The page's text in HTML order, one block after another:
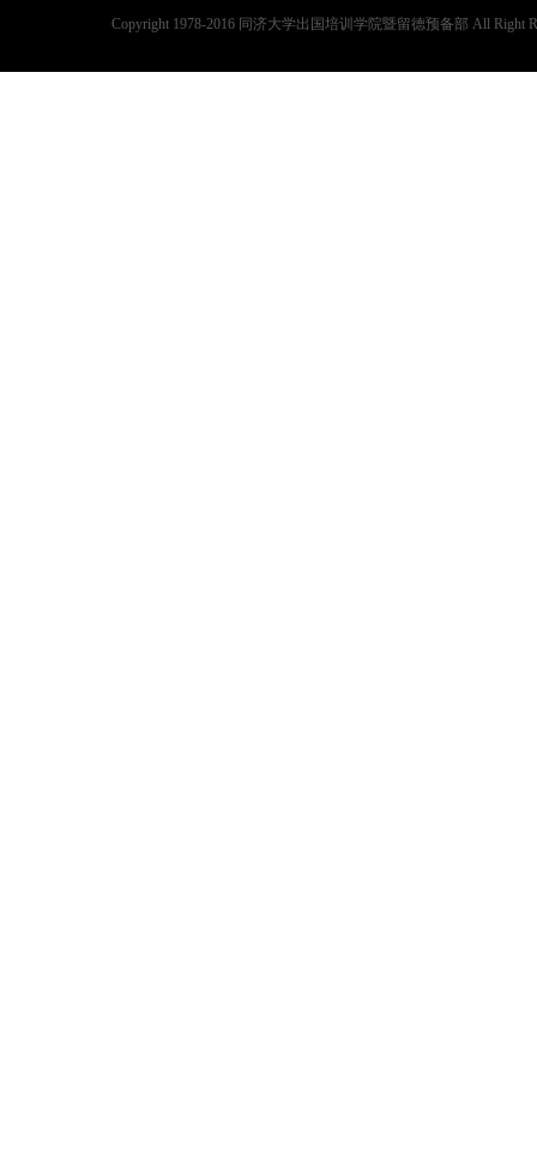
Copyright 1978-2016 同济大学出国培训学院暨留德预备部 All